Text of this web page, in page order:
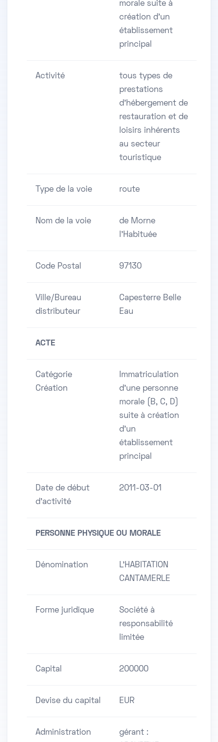
morale suite à
création d'un
établissement
principal
Activité
tous types de
prestations
d'hébergement de
restauration et de
loisirs inhérents
au secteur
touristique
Type de la voie route
Nom de la voie
de Morne
l'Habituée
Code Postal 97130
Ville/Bureau
distributeur
Capesterre Belle
Eau
ACTE
Catégorie
Création
Immatriculation
d'une personne
morale (B, C, D)
suite à création
d'un
établissement
principal
Date de début
d'activité
2011-03-01
PERSONNE PHYSIQUE OU MORALE
Dénomination
L'HABITATION
CANTAMERLE
Forme juridique
Société à
responsabilité
limitée
Capital 200000
Devise du capital EUR
Administration
gérant :